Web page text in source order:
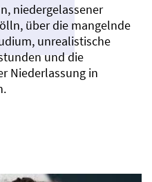
niedergelassener
über die mangelnde
unrealistische
und die
Niederlassung in